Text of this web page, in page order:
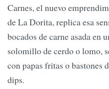
Carnes, el nuevo
de La Dorita, replica esa
bocados de carne asada en
solomillo de cerdo o lomo,
con papas fritas o bastones
dips.